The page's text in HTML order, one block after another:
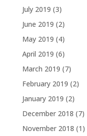
July 2019 (3)
June 2019 (2)
May 2019 (4)
April 2019 (6)
March 2019 (7)
February 2019 (2)
January 2019 (2)
December 2018 (7)
November 2018 (1)